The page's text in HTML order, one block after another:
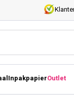
InpakpapierOutlet